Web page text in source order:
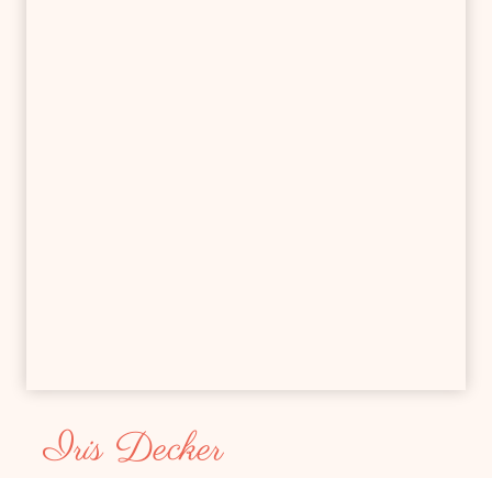
Iris Decker